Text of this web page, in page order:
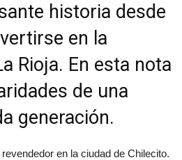
historia desde
en la
Rioja. En esta nota
de una
generación.
en la ciudad de Chilecito.